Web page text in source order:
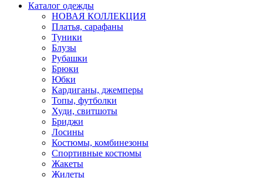
Каталог одежды
НОВАЯ КОЛЛЕКЦИЯ
Платья, сарафаны
Туники
Блузы
Рубашки
Брюки
Юбки
Кардиганы, джемперы
Топы, футболки
Худи, свитшоты
Бриджи
Лосины
Костюмы, комбинезоны
Спортивные костюмы
Жакеты
Жилеты